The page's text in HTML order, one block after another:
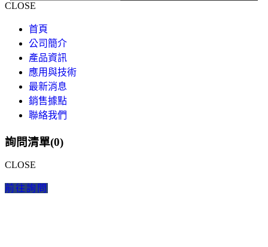
CLOSE
首頁
公司簡介
產品資訊
應用與技術
最新消息
銷售據點
聯絡我們
詢問清單(0)
CLOSE
前往詢問